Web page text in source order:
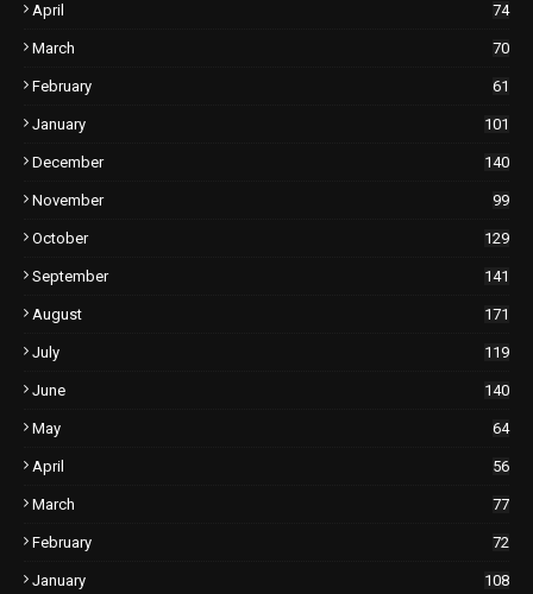
April 74
March 70
February 61
January 101
December 140
November 99
October 129
September 141
August 171
July 119
June 140
May 64
April 56
March 77
February 72
January 108